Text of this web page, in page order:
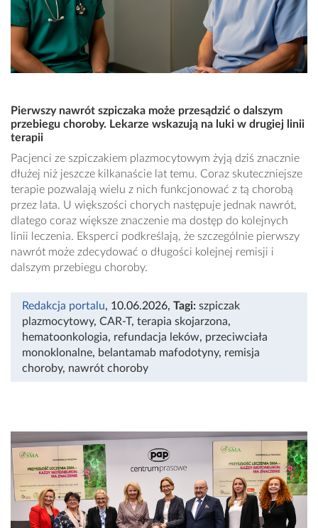
Pierwszy nawrót szpiczaka może przesądzić o dalszym
przebiegu choroby. Lekarze wskazują na luki w drugiej linii
terapii
Pacjenci ze szpiczakiem plazmocytowym żyją dziś znacznie
dłużej niż jeszcze kilkanaście lat temu. Coraz skuteczniejsze
terapie pozwalają wielu z nich funkcjonować z tą chorobą
przez lata. U większości chorych następuje jednak nawrót,
dlatego coraz większe znaczenie ma dostęp do kolejnych
linii leczenia. Eksperci podkreślają, że szczególnie pierwszy
nawrót może zdecydować o długości kolejnej remisji i
dalszym przebiegu choroby.
Redakcja portalu, 10.06.2026, Tagi: szpiczak
plazmocytowy, CAR-T, terapia skojarzona,
hematoonkologia, refundacja leków, przeciwciała
monoklonalne, belantamab mafodotyny, remisja
choroby, nawrót choroby